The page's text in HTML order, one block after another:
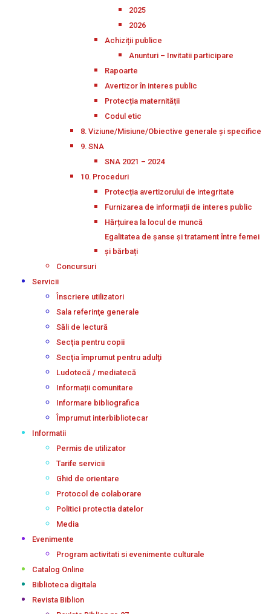
2025
2026
Achiziții publice
Anunturi – Invitatii participare
Rapoarte
Avertizor în interes public
Protecția maternității
Codul etic
8. Viziune/Misiune/Obiective generale și specifice
9. SNA
SNA 2021 – 2024
10. Proceduri
Protecția avertizorului de integritate
Furnizarea de informații de interes public
Hărțuirea la locul de muncă
Egalitatea de șanse și tratament între femei
și bărbați
Concursuri
Servicii
Înscriere utilizatori
Sala referinţe generale
Săli de lectură
Secţia pentru copii
Secţia împrumut pentru adulţi
Ludotecă / mediatecă
Informații comunitare
Informare bibliografica
Împrumut interbibliotecar
Informatii
Permis de utilizator
Tarife servicii
Ghid de orientare
Protocol de colaborare
Politici protectia datelor
Media
Evenimente
Program activitati si evenimente culturale
Catalog Online
Biblioteca digitala
Revista Biblion